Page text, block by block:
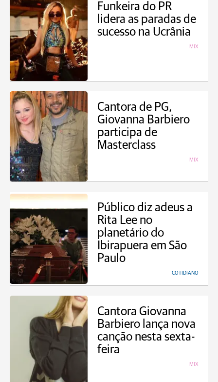
Funkeira do PR
lidera as paradas de
sucesso na Ucrânia
MIX
Cantora de PG,
Giovanna Barbiero
participa de
Masterclass
MIX
Público diz adeus a
Rita Lee no
planetário do
Ibirapuera em São
Paulo
COTIDIANO
Cantora Giovanna
Barbiero lança nova
canção nesta sexta-
feira
MIX